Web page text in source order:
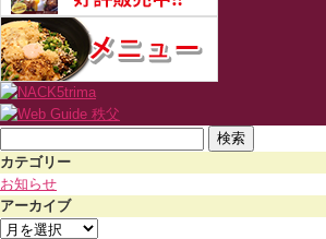
索:
カテゴリー
お知らせ
アーカイブ
ア